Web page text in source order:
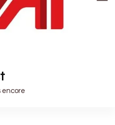
encore